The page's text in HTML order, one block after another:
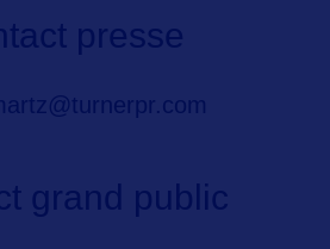
presse
grand public